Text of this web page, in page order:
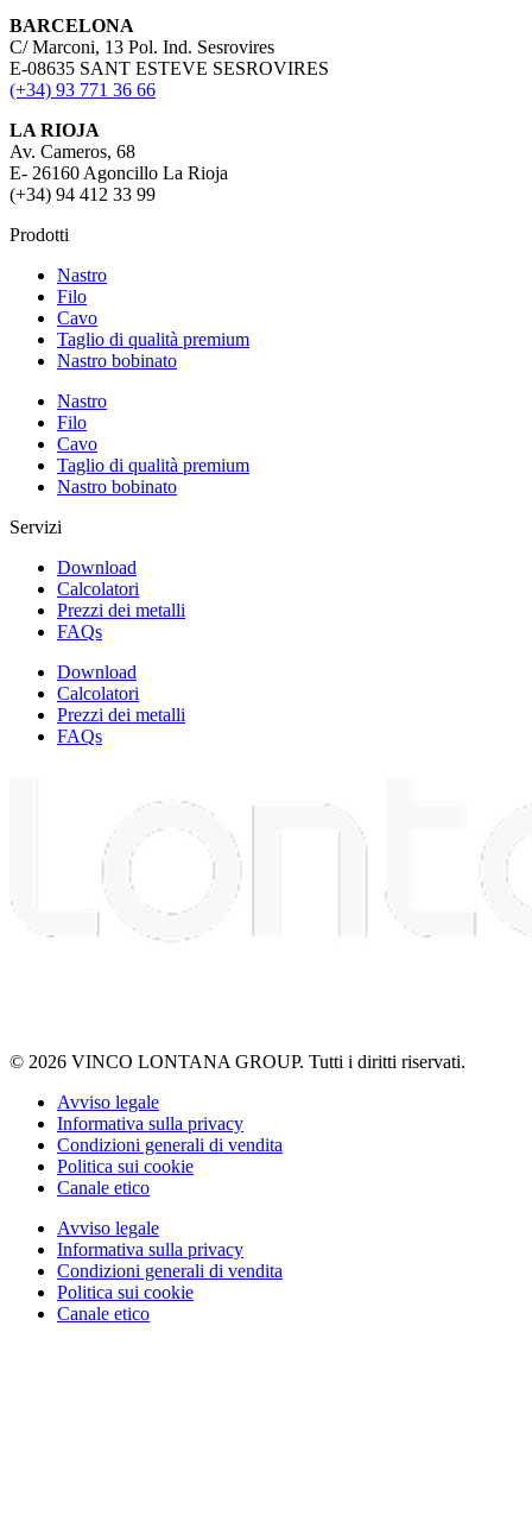
BARCELONA
C/ Marconi, 13 Pol. Ind. Sesrovires
E-08635 SANT ESTEVE SESROVIRES
(+34) 93 771 36 66
LA RIOJA
Av. Cameros, 68
E- 26160 Agoncillo La Rioja
(+34) 94 412 33 99
Prodotti
Nastro
Filo
Cavo
Taglio di qualità premium
Nastro bobinato
Nastro
Filo
Cavo
Taglio di qualità premium
Nastro bobinato
Servizi
Download
Calcolatori
Prezzi dei metalli
FAQs
Download
Calcolatori
Prezzi dei metalli
FAQs
© 2026 VINCO LONTANA GROUP. Tutti i diritti riservati.
Avviso legale
Informativa sulla privacy
Condizioni generali di vendita
Politica sui cookie
Canale etico
Avviso legale
Informativa sulla privacy
Condizioni generali di vendita
Politica sui cookie
Canale etico